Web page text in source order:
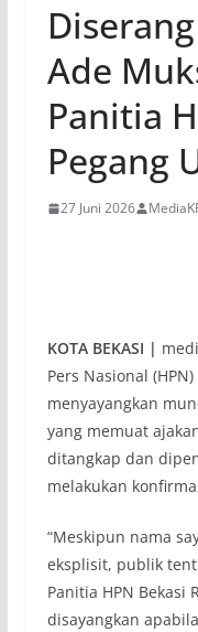
Ade
Panitia
Pegang
27 Juni 2026
KOTA BEKASI |
Pers Nasional
menyayangkan
yang memuat
ditangkap dan
melakukan
“Meskipun nama
eksplisit, publik
Panitia HPN Bekasi
disayangkan